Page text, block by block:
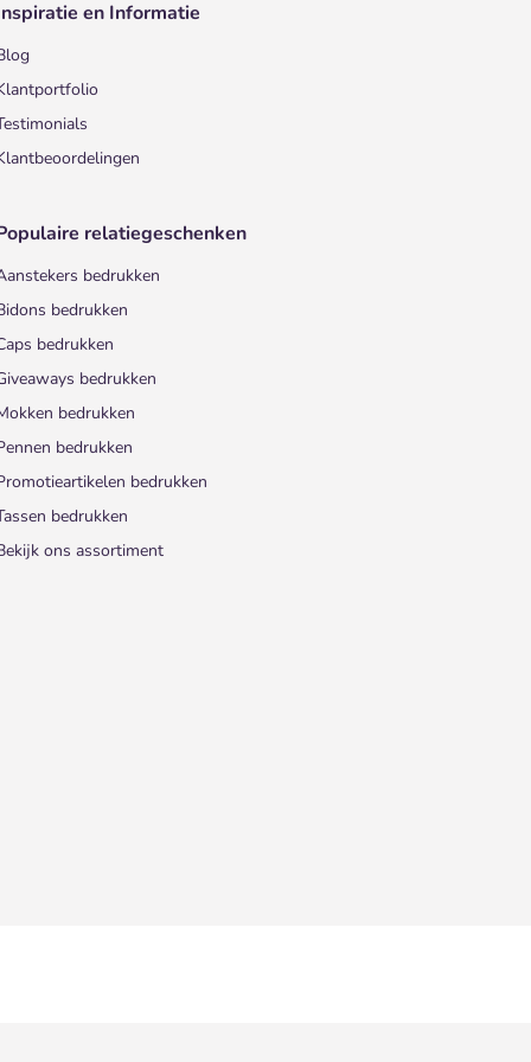
en Informatie
relatiegeschenken
bedrukken
bedrukken
bedrukken
bedrukken
bedrukken
bedrukken
bedrukken
bedrukken
ons assortiment